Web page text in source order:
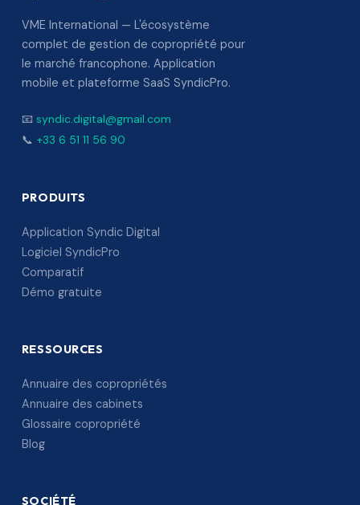
VME International — L'écosystème
complet de gestion de copropriété pour
le marché francophone. Application
mobile et plateforme SaaS SyndicPro.
📧 syndic.digital@gmail.com
📞 +33 6 51 11 56 90
PRODUITS
Application Syndic Digital
Logiciel SyndicPro
Comparatif
Démo gratuite
RESSOURCES
Annuaire des copropriétés
Annuaire des cabinets
Glossaire copropriété
Blog
SOCIÉTÉ